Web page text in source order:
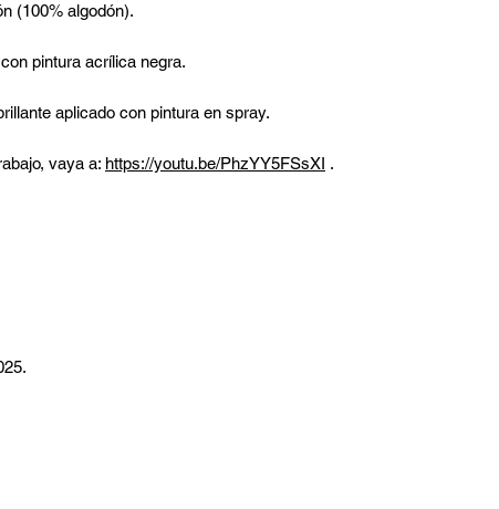
(100% algodón).
pintura acrílica negra.
aplicado con pintura en spray.
vaya a: https://youtu.be/PhzYY5FSsXI .